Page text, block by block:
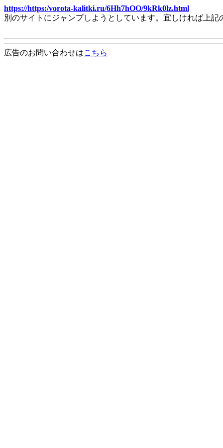
https://https:/vorota-kalitki.ru/6Hh7hOO/9kRk0lz.html
別のサイトにジャンプしようとしています。宜しければ上
広告のお問い合わせはこちら